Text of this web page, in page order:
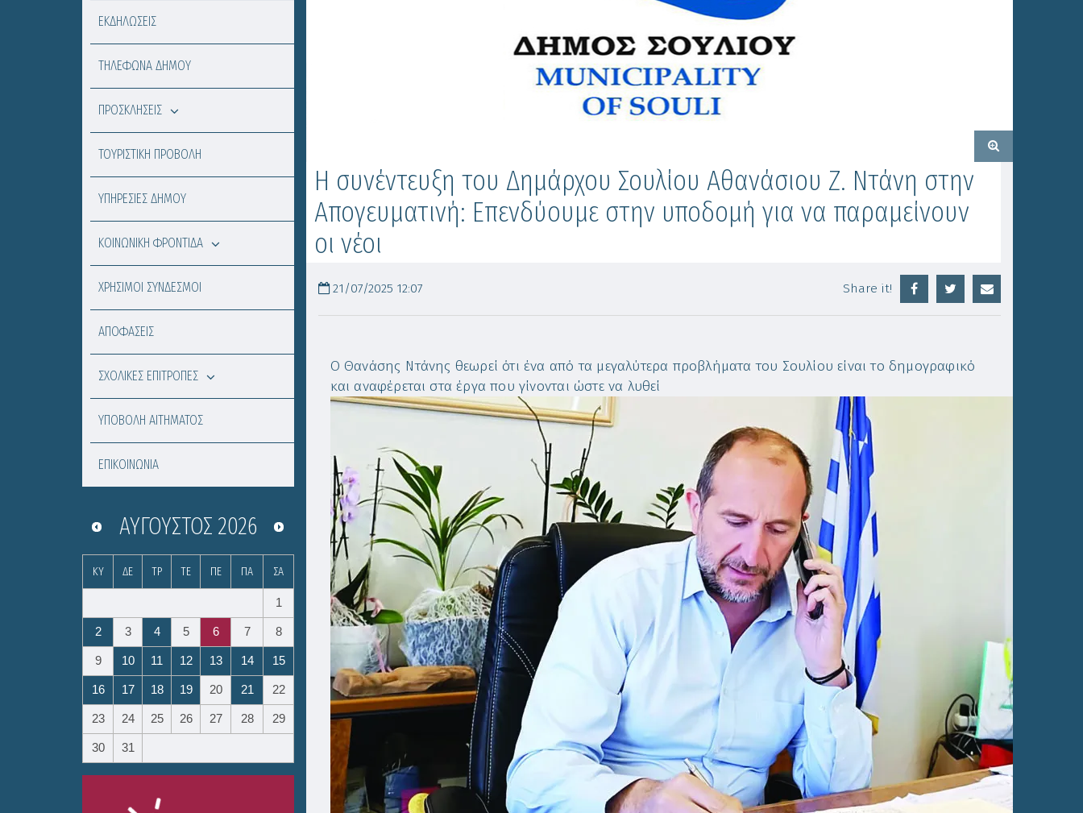
Η συνέντευξη του Δημάρχου Σουλίου Αθανάσιου Ζ. Ντάνη στην
Απογευματινή: Επενδύουμε στην υποδομή για να παραμείνουν
οι νέοι
21/07/2025 12:07 Share it!
Ο Θανάσης Ντάνης θεωρεί ότι ένα από τα μεγαλύτερα προβλήματα του Σουλίου είναι το δημογραφικό
και αναφέρεται στα έργα που γίνονται ώστε να λυθεί
ΕΚΔΗΛΩΣΕΙΣ
ΤΗΛΕΦΩΝΑ ΔΗΜΟΥ
ΠΡΟΣΚΛΗΣΕΙΣ
ΤΟΥΡΙΣΤΙΚΗ ΠΡΟΒΟΛΗ
ΥΠΗΡΕΣΙΕΣ ΔΗΜΟΥ
ΚΟΙΝΩΝΙΚΗ ΦΡΟΝΤΙΔΑ
ΧΡΗΣΙΜΟΙ ΣΥΝΔΕΣΜΟΙ
ΑΠΟΦΑΣΕΙΣ
ΣΧΟΛΙΚΕΣ ΕΠΙΤΡΟΠΕΣ
ΥΠΟΒΟΛΗ ΑΙΤΗΜΑΤΟΣ
ΕΠΙΚΟΙΝΩΝΙΑ
ΑΎΓΟΥΣΤΟΣ 2026
ΚΥ ΔΕ ΤΡ ΤΕ ΠΕ ΠΑ ΣΑ
1
2 3 4 5 6 7 8
9 10 11 12 13 14 15
16 17 18 19 20 21 22
23 24 25 26 27 28 29
30 31